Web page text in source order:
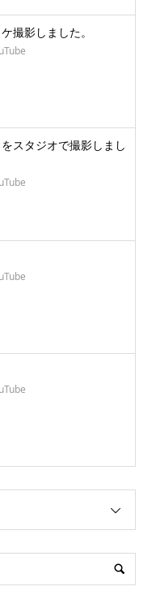
撮影しました。
スタジオで撮影しまし